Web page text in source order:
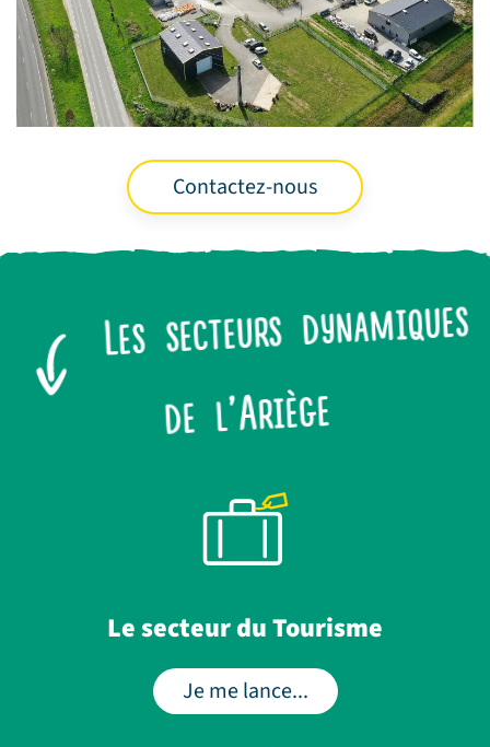
Contactez-nous
Les secteurs dynamiques
de l’Ariège
Le secteur du Tourisme
Je me lance...